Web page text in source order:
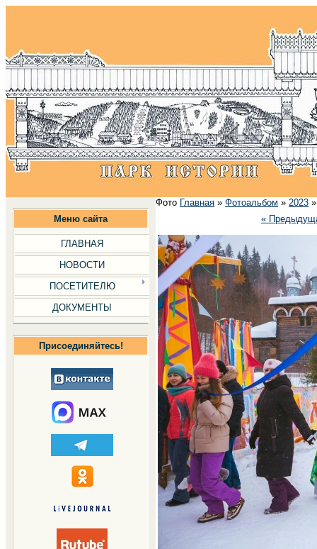
Меню сайта
ГЛАВНАЯ
НОВОСТИ
ПОСЕТИТЕЛЮ
ДОКУМЕНТЫ
Присоединяйтесь!
Фото Главная »Фотоальбом »2023
«